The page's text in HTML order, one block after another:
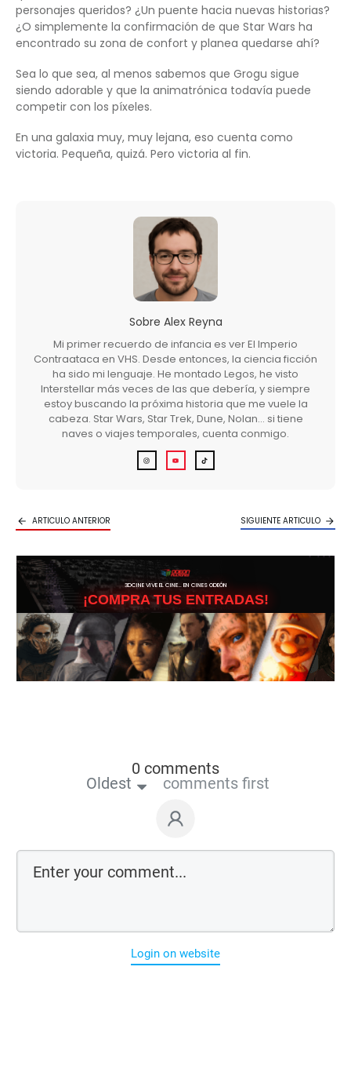
personajes queridos? ¿Un puente hacia nuevas historias?
¿O simplemente la confirmación de que Star Wars ha
encontrado su zona de confort y planea quedarse ahí?
Sea lo que sea, al menos sabemos que Grogu sigue
siendo adorable y que la animatrónica todavía puede
competir con los píxeles.
En una galaxia muy, muy lejana, eso cuenta como
victoria. Pequeña, quizá. Pero victoria al fin.
Sobre Alex Reyna
Mi primer recuerdo de infancia es ver El Imperio
Contraataca en VHS. Desde entonces, la ciencia ficción
ha sido mi lenguaje. He montado Legos, he visto
Interstellar más veces de las que debería, y siempre
estoy buscando la próxima historia que me vuele la
cabeza. Star Wars, Star Trek, Dune, Nolan… si tiene
naves o viajes temporales, cuenta conmigo.
ARTICULO ANTERIOR SIGUIENTE ARTICULO
3DCINE VIVE EL CINE… EN CINES ODEÓN
¡COMPRA TUS ENTRADAS!
0 comments
Oldest comments first
Login on website